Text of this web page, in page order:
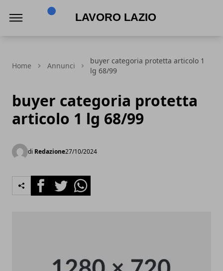
Home Annunci
buyer categoria protetta articolo 1
lg 68/99
buyer categoria protetta
articolo 1 lg 68/99
di Redazione27/10/2024
FacebookTwitterWhatsapp